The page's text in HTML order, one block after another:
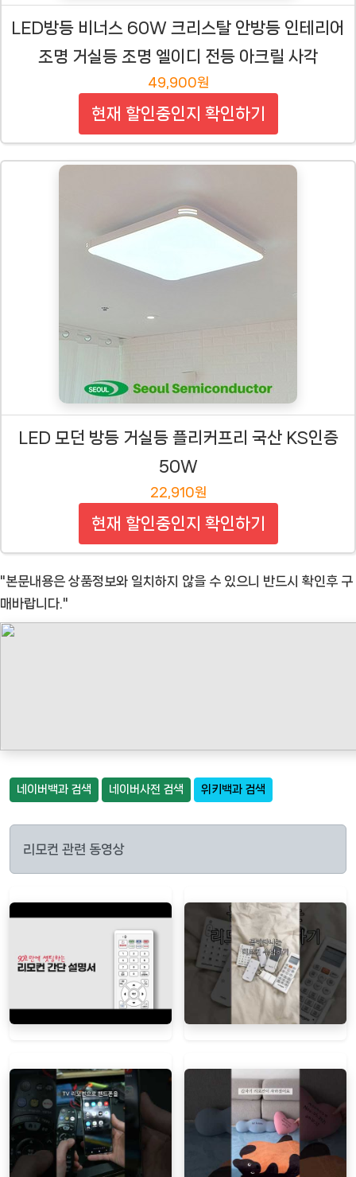
LED방등 비너스 60W 크리스탈 안방등 인테리어
조명 거실등 조명 엘이디 전등 아크릴 사각
49,900원
현재 할인중인지 확인하기
LED 모던 방등 거실등 플리커프리 국산 KS인증
50W
22,910원
현재 할인중인지 확인하기
"본문내용은 상품정보와 일치하지 않을 수 있으니 반드시 확인후 구
매바랍니다."
네이버백과 검색 네이버사전 검색 위키백과 검색
리모컨 관련 동영상